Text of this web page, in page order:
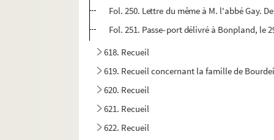
Fol. 250. Lettre du même à M. l'abbé Gay.
Fol. 251. Passe-port délivré à Bonpland, le
618. Recueil
619. Recueil concernant la famille de
620. Recueil
621. Recueil
622. Recueil